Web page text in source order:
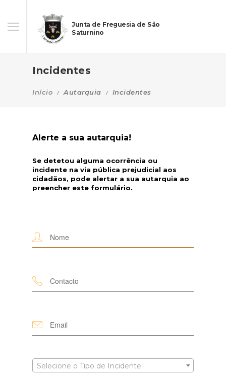
Junta de Freguesia de São
Saturnino
Incidentes
Início Autarquia Incidentes
Alerte a sua autarquia!
Se detetou alguma ocorrência ou
incidente na via pública prejudicial aos
cidadãos, pode alertar a sua autarquia ao
preencher este formulário.
Selecione o Tipo de Incidente